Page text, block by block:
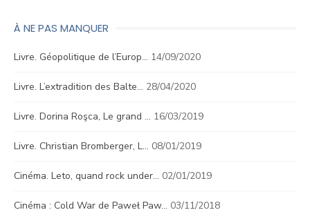
À NE PAS MANQUER
Livre. Géopolitique de l’Europ… 14/09/2020
Livre. L’extradition des Balte… 28/04/2020
Livre. Dorina Roşca, Le grand … 16/03/2019
Livre. Christian Bromberger, L… 08/01/2019
Cinéma. Leto, quand rock under… 02/01/2019
Cinéma : Cold War de Paweł Paw… 03/11/2018